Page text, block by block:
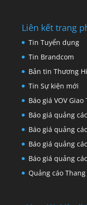
Liên kết trang
Tin Tuyển dụng
Tin Brandcom
Bản tin Thương
Tin Sự kiện mới
Báo giá VOV Giao
Báo giá quảng
Báo giá quảng
Báo giá quảng
Báo giá quảng
Quảng cáo